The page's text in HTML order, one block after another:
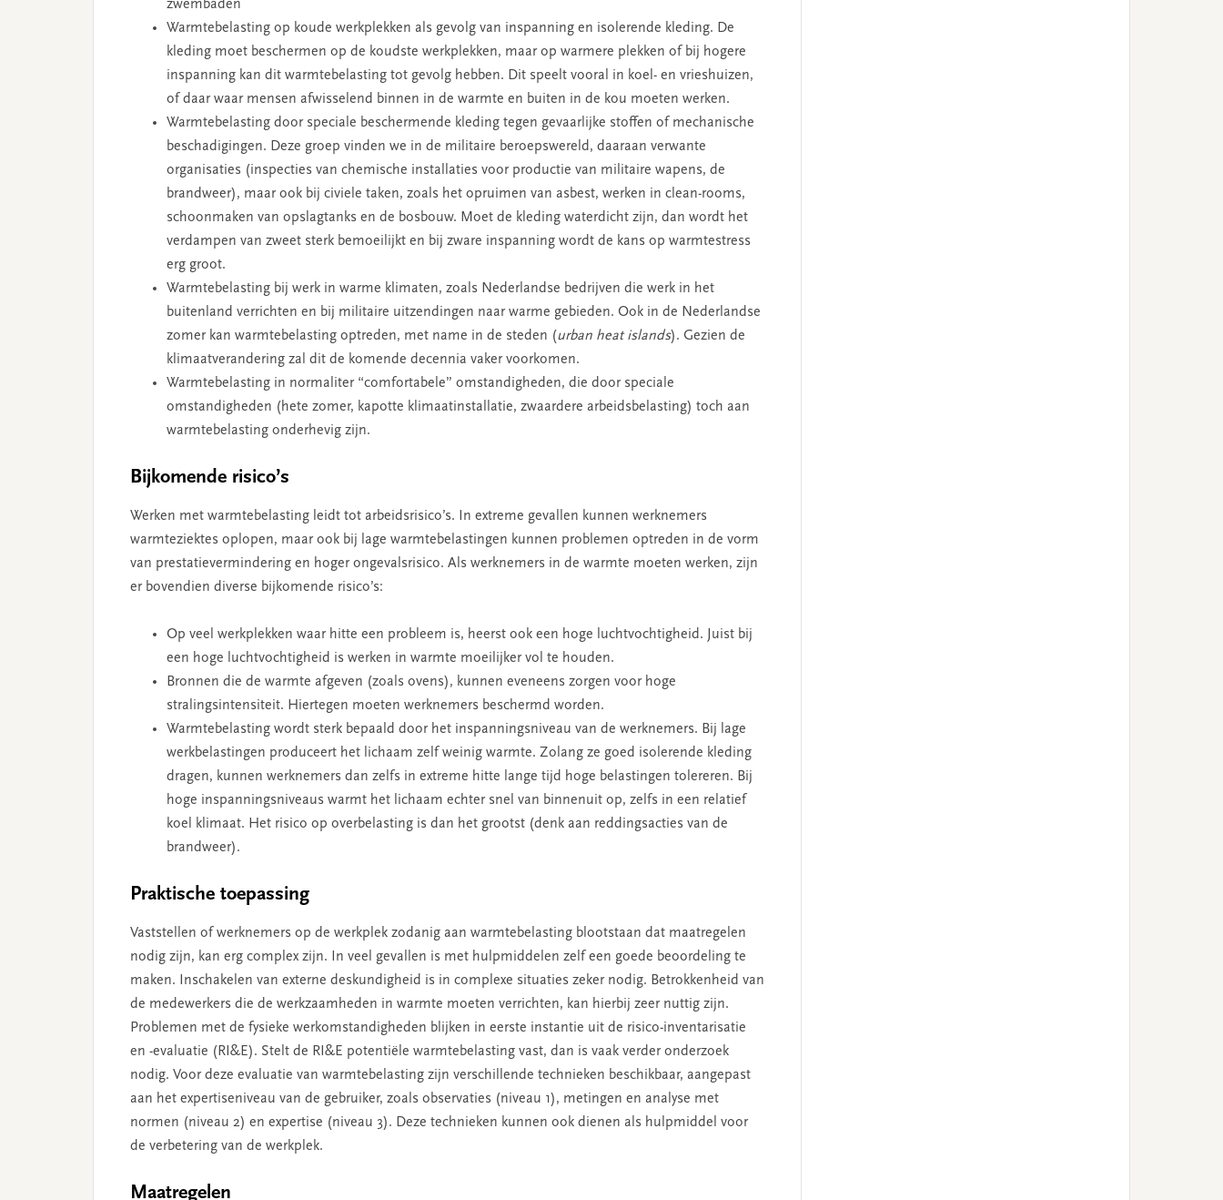
zwembaden
Warmtebelasting op koude werkplekken als gevolg van inspanning en isolerende kleding. De
kleding moet beschermen op de koudste werkplekken, maar op warmere plekken of bij hogere
inspanning kan dit warmtebelasting tot gevolg hebben. Dit speelt vooral in koel- en vrieshuizen,
of daar waar mensen afwisselend binnen in de warmte en buiten in de kou moeten werken.
Warmtebelasting door speciale beschermende kleding tegen gevaarlijke stoffen of mechanische
beschadigingen. Deze groep vinden we in de militaire beroepswereld, daaraan verwante
organisaties (inspecties van chemische installaties voor productie van militaire wapens, de
brandweer), maar ook bij civiele taken, zoals het opruimen van asbest, werken in clean-rooms,
schoonmaken van opslagtanks en de bosbouw. Moet de kleding waterdicht zijn, dan wordt het
verdampen van zweet sterk bemoeilijkt en bij zware inspanning wordt de kans op warmtestress
erg groot.
Warmtebelasting bij werk in warme klimaten, zoals Nederlandse bedrijven die werk in het
buitenland verrichten en bij militaire uitzendingen naar warme gebieden. Ook in de Nederlandse
zomer kan warmtebelasting optreden, met name in de steden (urban heat islands). Gezien de
klimaatverandering zal dit de komende decennia vaker voorkomen.
Warmtebelasting in normaliter “comfortabele” omstandigheden, die door speciale
omstandigheden (hete zomer, kapotte klimaatinstallatie, zwaardere arbeidsbelasting) toch aan
warmtebelasting onderhevig zijn.
Bijkomende risico’s
Werken met warmtebelasting leidt tot arbeidsrisico’s. In extreme gevallen kunnen werknemers
warmteziektes oplopen, maar ook bij lage warmtebelastingen kunnen problemen optreden in de vorm
van prestatievermindering en hoger ongevalsrisico. Als werknemers in de warmte moeten werken, zijn
er bovendien diverse bijkomende risico’s:
Op veel werkplekken waar hitte een probleem is, heerst ook een hoge luchtvochtigheid. Juist bij
een hoge luchtvochtigheid is werken in warmte moeilijker vol te houden.
Bronnen die de warmte afgeven (zoals ovens), kunnen eveneens zorgen voor hoge
stralingsintensiteit. Hiertegen moeten werknemers beschermd worden.
Warmtebelasting wordt sterk bepaald door het inspanningsniveau van de werknemers. Bij lage
werkbelastingen produceert het lichaam zelf weinig warmte. Zolang ze goed isolerende kleding
dragen, kunnen werknemers dan zelfs in extreme hitte lange tijd hoge belastingen tolereren. Bij
hoge inspanningsniveaus warmt het lichaam echter snel van binnenuit op, zelfs in een relatief
koel klimaat. Het risico op overbelasting is dan het grootst (denk aan reddingsacties van de
brandweer).
Praktische toepassing
Vaststellen of werknemers op de werkplek zodanig aan warmtebelasting blootstaan dat maatregelen
nodig zijn, kan erg complex zijn. In veel gevallen is met hulpmiddelen zelf een goede beoordeling te
maken. Inschakelen van externe deskundigheid is in complexe situaties zeker nodig. Betrokkenheid van
de medewerkers die de werkzaamheden in warmte moeten verrichten, kan hierbij zeer nuttig zijn.
Problemen met de fysieke werkomstandigheden blijken in eerste instantie uit de risico-inventarisatie
en -evaluatie (RI&E). Stelt de RI&E potentiële warmtebelasting vast, dan is vaak verder onderzoek
nodig. Voor deze evaluatie van warmtebelasting zijn verschillende technieken beschikbaar, aangepast
aan het expertiseniveau van de gebruiker, zoals observaties (niveau 1), metingen en analyse met
normen (niveau 2) en expertise (niveau 3). Deze technieken kunnen ook dienen als hulpmiddel voor
de verbetering van de werkplek.
Maatregelen